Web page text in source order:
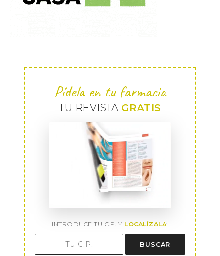
Pídela en tu farmacia
TU REVISTA GRATIS
INTRODUCE TU C.P. Y LOCALÍZALA:
BUSCAR